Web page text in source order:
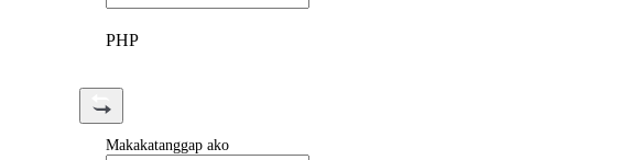
PHP
Makakatanggap ako